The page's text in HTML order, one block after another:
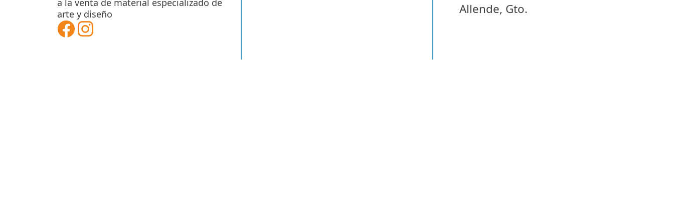
a la venta de material especializado de
arte y diseño
Allende, Gto.